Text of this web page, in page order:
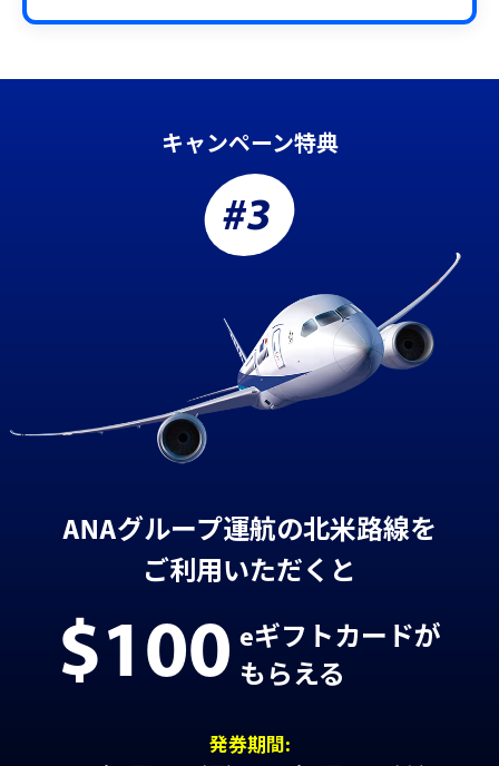
キャンペーン特典
#3
ANAグループ運航の北米路線を
ご利用いただくと
$100 eギフトカードが
もらえる
発券期間: